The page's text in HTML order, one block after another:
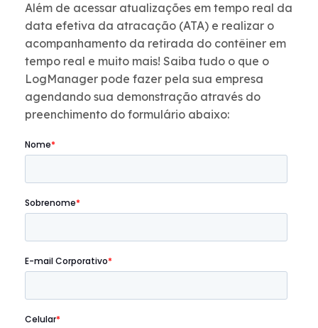
Além de acessar atualizações em tempo real da
data efetiva da atracação (ATA) e realizar o
acompanhamento da retirada do contêiner em
tempo real e muito mais! Saiba tudo o que o
LogManager pode fazer pela sua empresa
agendando sua demonstração através do
preenchimento do formulário abaixo: